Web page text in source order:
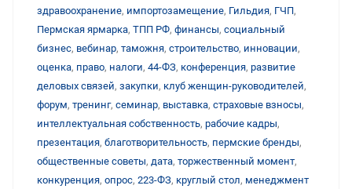
здравоохранение, импортозамещение, Гильдия, ГЧП,
Пермская ярмарка, ТПП РФ, финансы, социальный
бизнес, вебинар, таможня, строительство, инновации,
оценка, право, налоги, 44-ФЗ, конференция, развитие
деловых связей, закупки, клуб женщин-руководителей,
форум, тренинг, семинар, выставка, страховые взносы,
интеллектуальная собственность, рабочие кадры,
презентация, благотворительность, пермские бренды,
общественные советы, дата, торжественный момент,
конкуренция, опрос, 223-ФЗ, круглый стол, менеджмент